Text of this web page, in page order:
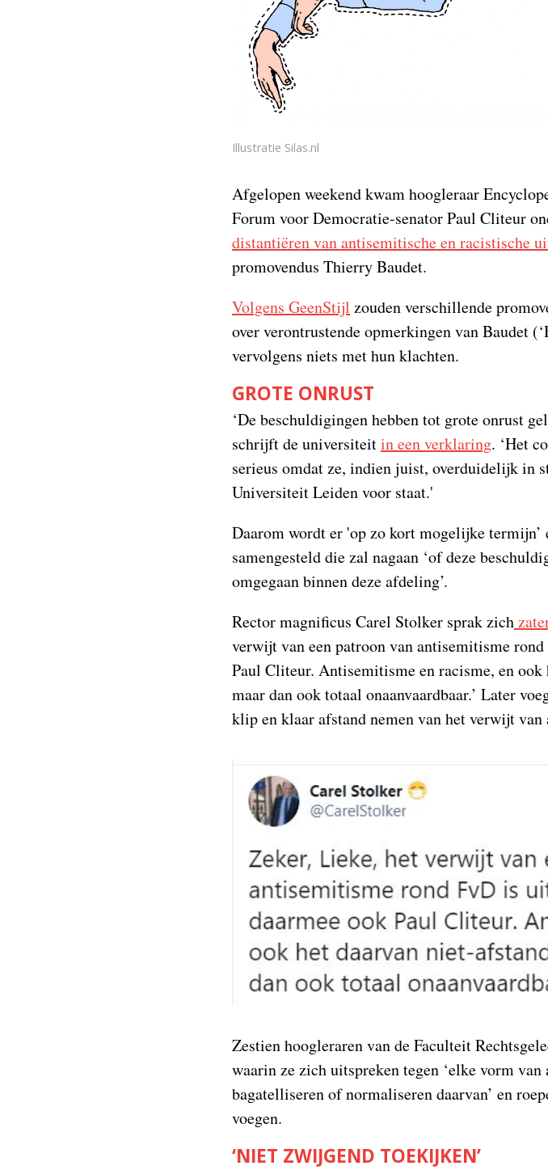
Illustratie Silas.nl
Afgelopen weekend kwam hoogleraar
Forum voor Democratie-senator Paul Cliteur
distantiëren van antisemitische en racistische
promovendus Thierry Baudet.
Volgens GeenStijl zouden verschillende
over verontrustende opmerkingen van Baudet
vervolgens niets met hun klachten.
GROTE ONRUST
‘De beschuldigingen hebben tot grote onrust
schrijft de universiteitin een verklaring. ‘Het
serieus omdat ze, indien juist, overduidelijk in
Universiteit Leiden voor staat.'
Daarom wordt er 'op zo kort mogelijke termijn’
samengesteld die zal nagaan ‘of deze
omgegaan binnen deze afdeling’.
Rector magnificus Carel Stolker sprak zich
verwijt van een patroon van antisemitisme
Paul Cliteur. Antisemitisme en racisme, en
maar dan ook totaal onaanvaardbaar.’ Later
klip en klaar afstand nemen van het verwijt van
Zestien hoogleraren van de Faculteit
waarin ze zich uitspreken tegen ‘elke vorm
bagatelliseren of normaliseren daarvan’ en
voegen.
‘NIET ZWIJGEND TOEKIJKEN’